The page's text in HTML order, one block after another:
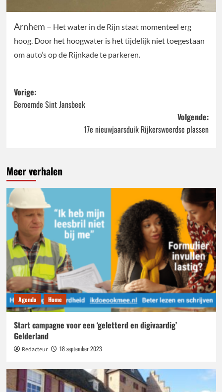
Arnhem – Het water in de Rijn staat momenteel erg
hoog. Door het hoogwater is het tijdelijk niet toegestaan
om auto’s op de Rijnkade te parkeren.
Bericht
navigatie
Vorige:
Beroemde Sint Jansbeek
Volgende:
17e nieuwjaarsduik Rijkerswoerdse plassen
Meer verhalen
Agenda Home
Start campagne voor een ‘geletterd en digivaardig’
Gelderland
Redacteur 18 september 2023